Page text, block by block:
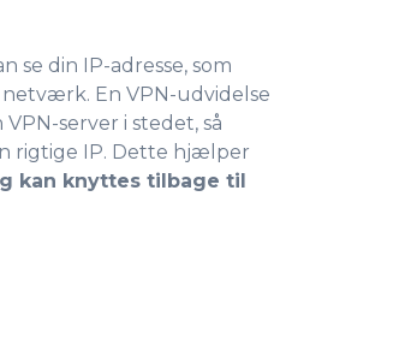
se din IP-adresse, som
En VPN-udvidelse
server i stedet, så
rigtige IP. Dette hjælper
kan knyttes tilbage til